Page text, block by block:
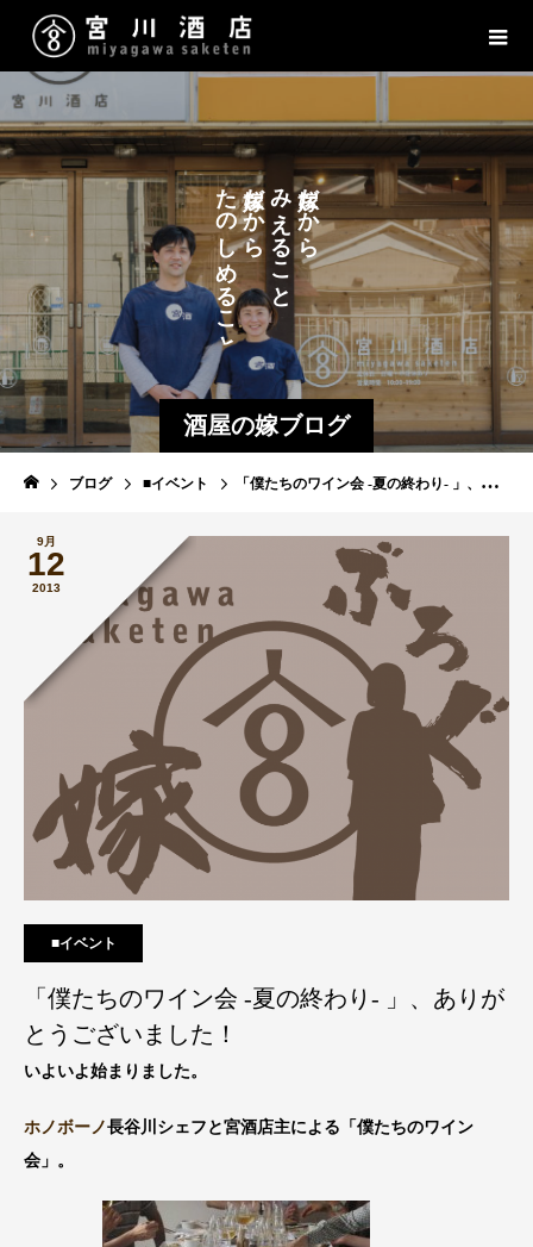
酒屋の嫁ブログ
だ
か
ら
み
え
る
こ
と
だ
か
ら
た
の
し
め
る
こ
と
ブログ ■イベント 「僕たちのワイン会 -夏の終わり- 」、ありがとうございました！
9月
12
2013
■イベント
「僕たちのワイン会 -夏の終わり- 」、ありが
とうございました！
いよいよ始まりました。
ホノボーノ長谷川シェフと宮酒店主による「僕たちのワイン
会」。